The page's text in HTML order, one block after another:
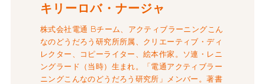
キリーロバ・ナージャ
株式会社電通 Bチーム、アクティブラーニングこん
なのどうだろう研究所所属、クリエーティブ・ディ
レクター、コピーライター、絵本作家。ソ連・レニ
ングラード（当時）生まれ。「電通アクティブラー
ニングこんなのどうだろう研究所」メンバー。著書